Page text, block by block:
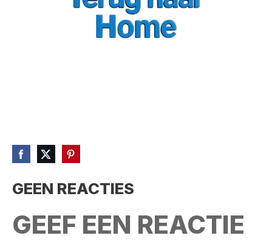
GEEN REACTIES
GEEF EEN REACTIE